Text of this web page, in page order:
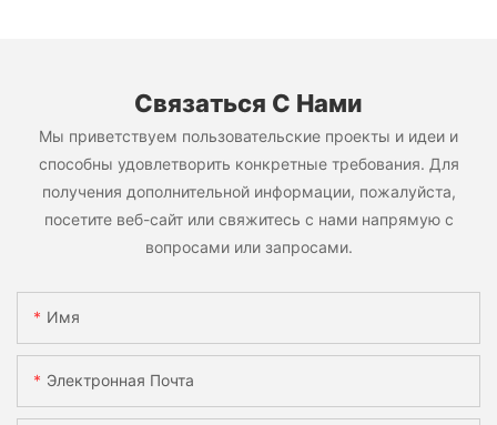
Связаться С Нами
Мы приветствуем пользовательские проекты и идеи и
способны удовлетворить конкретные требования. Для
получения дополнительной информации, пожалуйста,
посетите веб-сайт или свяжитесь с нами напрямую с
вопросами или запросами.
Имя
Электронная Почта